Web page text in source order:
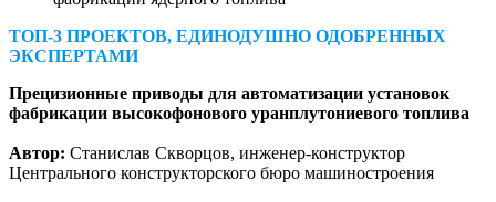
ТОП‑3 ПРОЕКТОВ, ЕДИНОДУШНО ОДОБРЕННЫХ
ЭКСПЕРТАМИ
Прецизионные приводы для автоматизации установок
фабрикации высокофонового уранплутониевого топлива
Автор: Станислав Скворцов, инженер-конструктор
Центрального конструкторского бюро машиностроения